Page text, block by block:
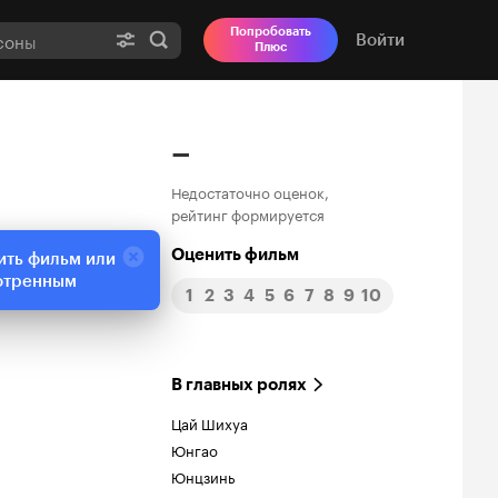
Попробовать
Плюс
Войти
–
Недостаточно оценок,
рейтинг формируется
Оценить фильм
1 2 3 4 5 6 7 8 9 10
В главных ролях
Цай Шихуа
Юнгао
Юнцзинь
фильм или